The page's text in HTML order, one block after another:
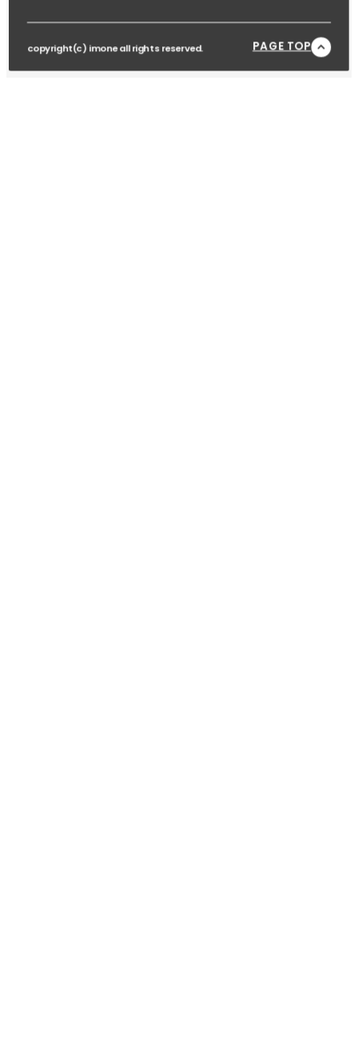
copyright(c) imone all rights reserved. PAGE TOP